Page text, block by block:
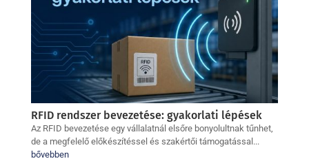
RFID rendszer bevezetése: gyakorlati lépések
Az RFID bevezetése egy vállalatnál elsőre bonyolultnak tűnhet,
de a megfelelő előkészítéssel és szakértői támogatással...
bővebben